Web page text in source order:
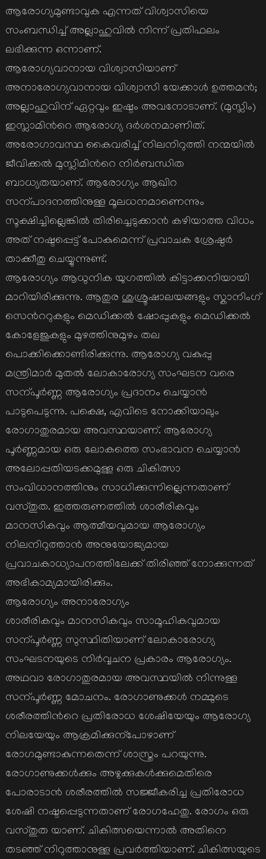
ആരോഗ്യമുണ്ടാവുക എന്നത് വിശ്വാസിയെ
സംബന്ധിച്ച് അല്ലാഹുവില്‍ നിന്ന് പ്രതിഫലം
ലഭിക്കുന്ന ഒന്നാണ്.
ആരോഗ്യവാനായ വിശ്വാസിയാണ്
അനാരോഗ്യവാനായ വിശ്വാസി യേക്കാള്‍ ഉത്തമന്‍;
അല്ലാഹുവിന് ഏറ്റവും ഇഷ്ടം അവനോടാണ്. (മുസ്ലിം)
ഇസ്ലാമിന്‍റെ ആരോഗ്യ ദര്‍ശനമാണിത്.
അരോഗാവസ്ഥ കൈവരിച്ച് നിലനിറുത്തി നന്മയില്‍
ജീവിക്കല്‍ മുസ്ലിമിന്‍റെ നിര്‍ബന്ധിത
ബാധ്യതയാണ്. ആരോഗ്യം ആഖിറ
സന്പാദനത്തിനുള്ള മൂലധനമാണെന്നും
സൂക്ഷിച്ചില്ലെങ്കില്‍ തിരിച്ചെടുക്കാന്‍ കഴിയാത്ത വിധം
അത് നഷ്ടപ്പെട്ട് പോകുമെന്ന് പ്രവാചക ശ്രേഷ്ഠര്‍
താക്കീതു ചെയ്യുന്നുണ്ട്.
ആരോഗ്യം ആധുനിക യുഗത്തില്‍ കിട്ടാക്കനിയായി
മാറിയിരിക്കുന്നു. ആതുര ശുശ്രൂഷാലയങ്ങളും സ്കാനിംഗ്
സെന്‍ററുകളും മെഡിക്കല്‍ ഷോപ്പുകളും മെഡിക്കല്‍
കോളേജുകളും മുഴത്തിനുമുഴം തല
പൊക്കിക്കൊണ്ടിരിക്കുന്നു. ആരോഗ്യ വകുപ്പു
മന്ത്രിമാര്‍ മുതല്‍ ലോകാരോഗ്യ സംഘടന വരെ
സന്പൂര്‍ണ്ണ ആരോഗ്യം പ്രദാനം ചെയ്യാന്‍
പാടുപെടുന്നു. പക്ഷെ, എവിടെ നോക്കിയാലും
രോഗാതുരമായ അവസ്ഥയാണ്. ആരോഗ്യ
പൂര്‍ണ്ണമായ ഒരു ലോകത്തെ സംഭാവന ചെയ്യാന്‍
അലോപ്പതിയടക്കമുള്ള ഒരു ചികിത്സാ
സംവിധാനത്തിനും സാധിക്കുന്നില്ലെന്നതാണ്
വസ്തുത. ഇത്തരുണത്തില്‍ ശാരീരികവും
മാനസികവും ആത്മീയവുമായ ആരോഗ്യം
നിലനിറുത്താന്‍ അനുയോജ്യമായ
പ്രവാചകാധ്യാപനത്തിലേക്ക് തിരിഞ്ഞ് നോക്കുന്നത്
അഭികാമ്യമായിരിക്കും.
ആരോഗ്യം അനാരോഗ്യം
ശാരീരികവും മാനസികവും സാമൂഹികവുമായ
സന്പൂര്‍ണ്ണ സുസ്ഥിതിയാണ് ലോകാരോഗ്യ
സംഘടനയുടെ നിര്‍വ്വചന പ്രകാരം ആരോഗ്യം.
അഥവാ രോഗാതുരമായ അവസ്ഥയില്‍ നിന്നുള്ള
സന്പൂര്‍ണ്ണ മോചനം. രോഗാണുക്കള്‍ നമ്മുടെ
ശരീരത്തിന്‍റെ പ്രതിരോധ ശേഷിയേയും ആരോഗ്യ
നിലയേയും ആക്രമിക്കുന്പോഴാണ്
രോഗമുണ്ടാകുന്നതെന്ന് ശാസ്ത്രം പറയുന്നു.
രോഗാണുക്കള്‍ക്കും അഴുക്കുകള്‍ക്കുമെതിരെ
പോരാടാന്‍ ശരീരത്തില്‍ സജ്ജീകരിച്ച പ്രതിരോധ
ശേഷി നഷ്ടപ്പെടുന്നതാണ് രോഗഹേതു. രോഗം ഒരു
വസ്തുത യാണ്. ചികിത്സയെന്നാല്‍ അതിനെ
തടഞ്ഞ് നിറുത്താനുള്ള പ്രവര്‍ത്തിയാണ്. ചികിത്സയുടെ